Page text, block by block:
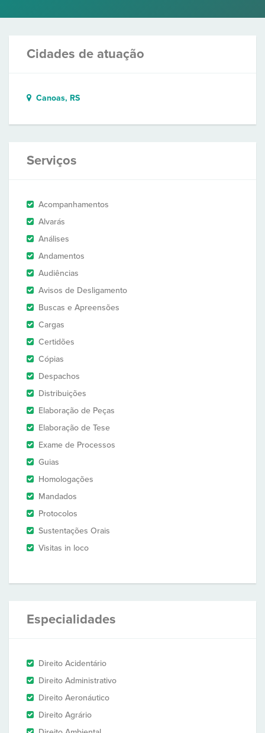
Cidades de atuação
Canoas, RS
Serviços
Acompanhamentos
Alvarás
Análises
Andamentos
Audiências
Avisos de Desligamento
Buscas e Apreensões
Cargas
Certidões
Cópias
Despachos
Distribuições
Elaboração de Peças
Elaboração de Tese
Exame de Processos
Guias
Homologações
Mandados
Protocolos
Sustentações Orais
Visitas in loco
Especialidades
Direito Acidentário
Direito Administrativo
Direito Aeronáutico
Direito Agrário